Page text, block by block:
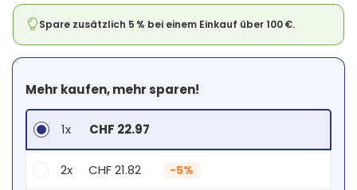
Spare zusätzlich 5 % bei einem Einkauf über 100 €.
Mehr kaufen, mehr sparen!
1x CHF 22.97
2x CHF 21.82 -5%